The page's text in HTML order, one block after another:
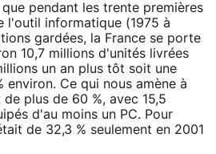
pendant les trente premières
l'outil informatique (1975 à
gardées, la France se porte
10,7 millions d'unités livrées
un an plus tôt soit une
environ. Ce qui nous amène à
plus de 60 %, avec 15,5
d'au moins un PC. Pour
de 32,3 % seulement en 2001